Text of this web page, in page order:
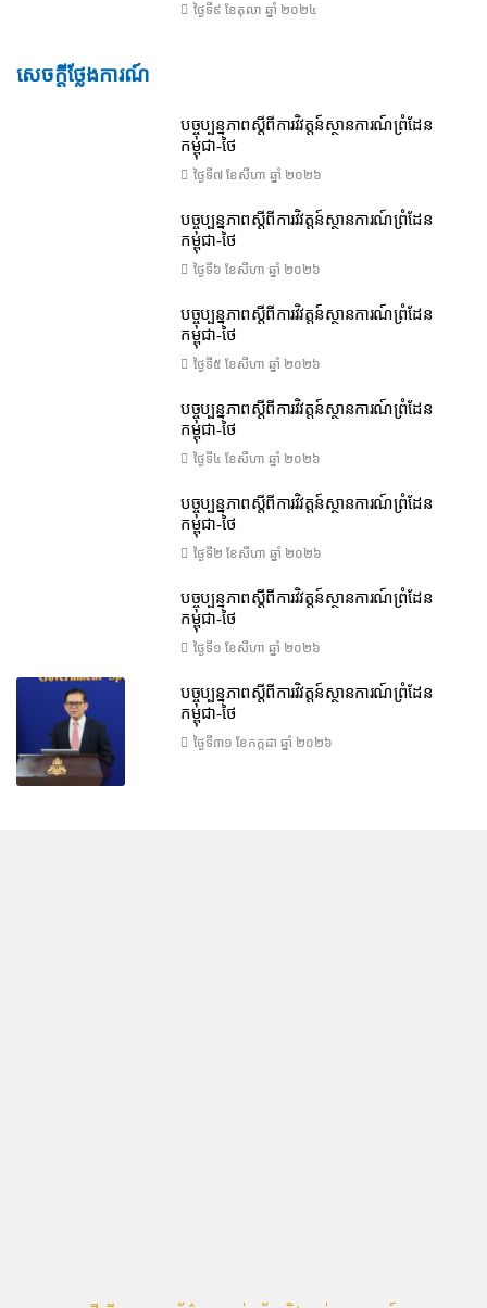
ថ្ងៃទី៩ ខែ​តុលា ឆ្នាំ ២០២៤
សេចក្តីថ្លែងការណ៍
បច្ចុប្បន្នភាពស្ដីពីការវិវត្តន៍ស្ថានការណ៍ព្រំដែន
កម្ពុជា-ថៃ
ថ្ងៃទី៧ ខែ​សីហា ឆ្នាំ ២០២៦
បច្ចុប្បន្នភាពស្ដីពីការវិវត្តន៍ស្ថានការណ៍ព្រំដែន
កម្ពុជា-ថៃ
ថ្ងៃទី៦ ខែ​សីហា ឆ្នាំ ២០២៦
បច្ចុប្បន្នភាពស្ដីពីការវិវត្តន៍ស្ថានការណ៍ព្រំដែន
កម្ពុជា-ថៃ
ថ្ងៃទី៥ ខែ​សីហា ឆ្នាំ ២០២៦
បច្ចុប្បន្នភាពស្ដីពីការវិវត្តន៍ស្ថានការណ៍ព្រំដែន
កម្ពុជា-ថៃ
ថ្ងៃទី៤ ខែ​សីហា ឆ្នាំ ២០២៦
បច្ចុប្បន្នភាពស្ដីពីការវិវត្តន៍ស្ថានការណ៍ព្រំដែន
កម្ពុជា-ថៃ
ថ្ងៃទី២ ខែ​សីហា ឆ្នាំ ២០២៦
បច្ចុប្បន្នភាពស្ដីពីការវិវត្តន៍ស្ថានការណ៍ព្រំដែន
កម្ពុជា-ថៃ
ថ្ងៃទី១ ខែ​សីហា ឆ្នាំ ២០២៦
បច្ចុប្បន្នភាពស្ដីពីការវិវត្តន៍ស្ថានការណ៍ព្រំដែន
កម្ពុជា-ថៃ
ថ្ងៃទី៣១ ខែ​កក្កដា ឆ្នាំ ២០២៦